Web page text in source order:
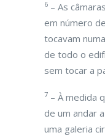
6 – As
em número
tocavam
de todo o
sem tocar a
7 – À medida
de um andar
uma galeria